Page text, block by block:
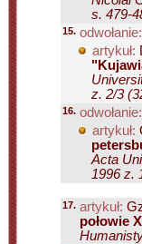
s. 479-
15. odwołanie:
artykuł:
z. 2/3
16. odwołanie:
artykuł:
Acta
1996 z.
17. artykuł:
połowie